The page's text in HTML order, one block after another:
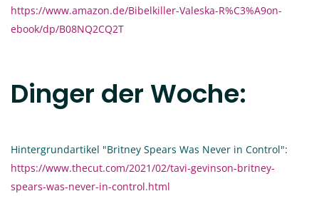
https://www.amazon.de/Bibelkiller-Valeska-R%C3%A9on-
ebook/dp/B08NQ2CQ2T
Dinger der Woche:
Hintergrundartikel "Britney Spears Was Never in Control":
https://www.thecut.com/2021/02/tavi-gevinson-britney-
spears-was-never-in-control.html